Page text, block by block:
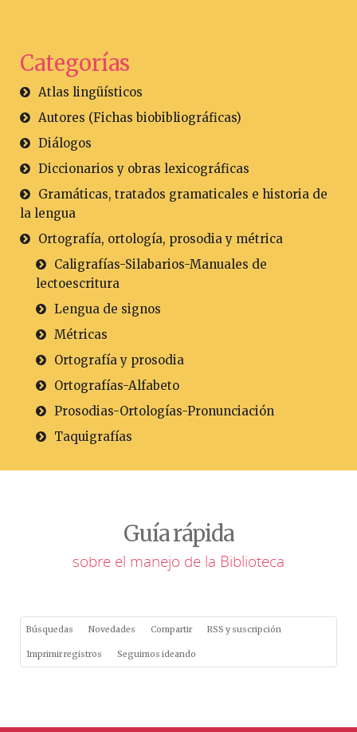
Categorías
Atlas lingüísticos
Autores (Fichas biobibliográficas)
Diálogos
Diccionarios y obras lexicográficas
Gramáticas, tratados gramaticales e historia de
la lengua
Ortografía, ortología, prosodia y métrica
Caligrafías-Silabarios-Manuales de
lectoescritura
Lengua de signos
Métricas
Ortografía y prosodia
Ortografías-Alfabeto
Prosodias-Ortologías-Pronunciación
Taquigrafías
Guía rápida
sobre el manejo de la Biblioteca
Búsquedas Novedades Compartir RSS y suscripción
Imprimir registros Seguimos ideando